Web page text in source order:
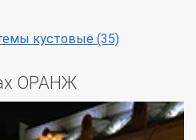
кустовые (35)
ОРАНЖ